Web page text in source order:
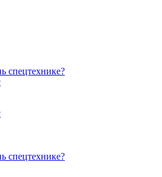
спецтехнике?
спецтехнике?